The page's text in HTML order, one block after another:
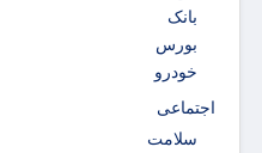
بانک
بورس
خودرو
اجتماعی
سلامت